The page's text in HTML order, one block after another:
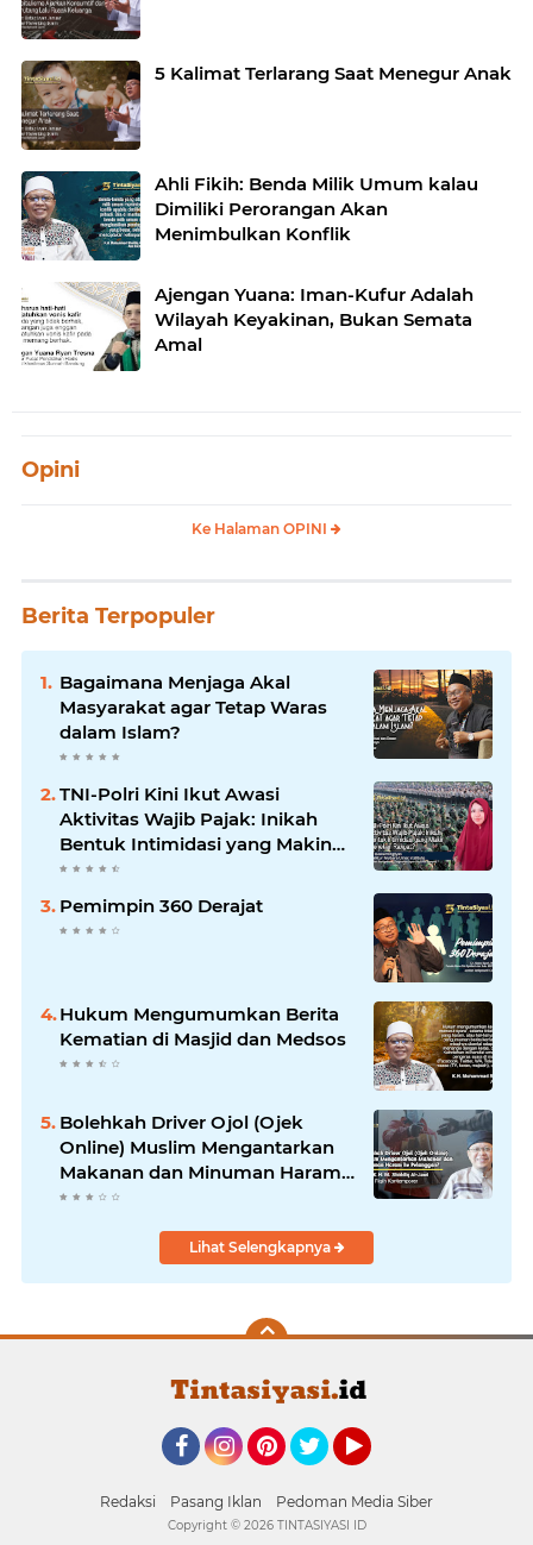
5 Kalimat Terlarang Saat Menegur Anak
Ahli Fikih: Benda Milik Umum kalau
Dimiliki Perorangan Akan
Menimbulkan Konflik
Ajengan Yuana: Iman-Kufur Adalah
Wilayah Keyakinan, Bukan Semata
Amal
Opini
Ke Halaman OPINI
Berita Terpopuler
Bagaimana Menjaga Akal
Masyarakat agar Tetap Waras
dalam Islam?
TNI-Polri Kini Ikut Awasi
Aktivitas Wajib Pajak: Inikah
Bentuk Intimidasi yang Makin
Menekan Rakyat?
Pemimpin 360 Derajat
Hukum Mengumumkan Berita
Kematian di Masjid dan Medsos
Bolehkah Driver Ojol (Ojek
Online) Muslim Mengantarkan
Makanan dan Minuman Haram
ke Pelanggan?
Lihat Selengkapnya
Redaksi Pasang Iklan Pedoman Media Siber
Copyright © 2026 TINTASIYASI ID